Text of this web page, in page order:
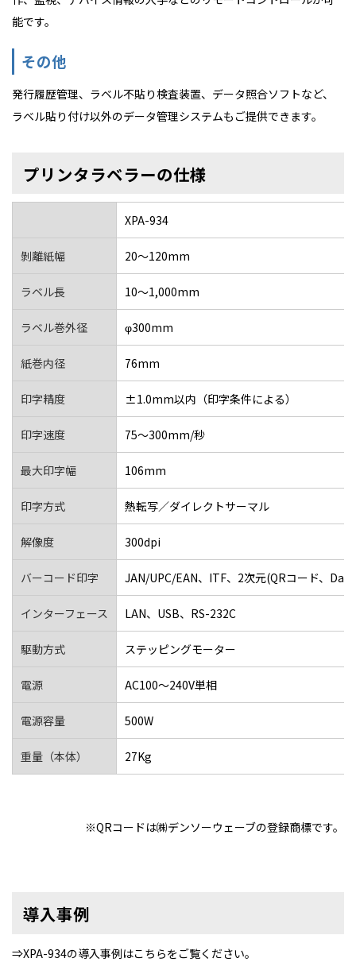
能です。
その他
発行履歴管理、ラベル不貼り検査装置、データ照合ソフトなど、
ラベル貼り付け以外のデータ管理システムもご提供できます。
プリンタラベラーの仕様
XPA-934
剝離紙幅 20～120mm
ラベル長 10〜1,000mm
ラベル巻外径 φ300mm
紙巻内径 76mm
印字精度 ±1.0mm以内（印字条件による）
印字速度 75～300mm/秒
最大印字幅 106mm
印字方式 熱転写／ダイレクトサーマル
解像度 300dpi
バーコード印字 JAN/UPC/EAN、ITF、2次元(QRコード、
インターフェース LAN、USB、RS-232C
駆動方式 ステッピングモーター
電源 AC100～240V単相
電源容量 500W
重量（本体） 27Kg
※QRコードは㈱デンソーウェーブの登録商標です。
導入事例
⇒XPA-934の導入事例はこちらをご覧ください。